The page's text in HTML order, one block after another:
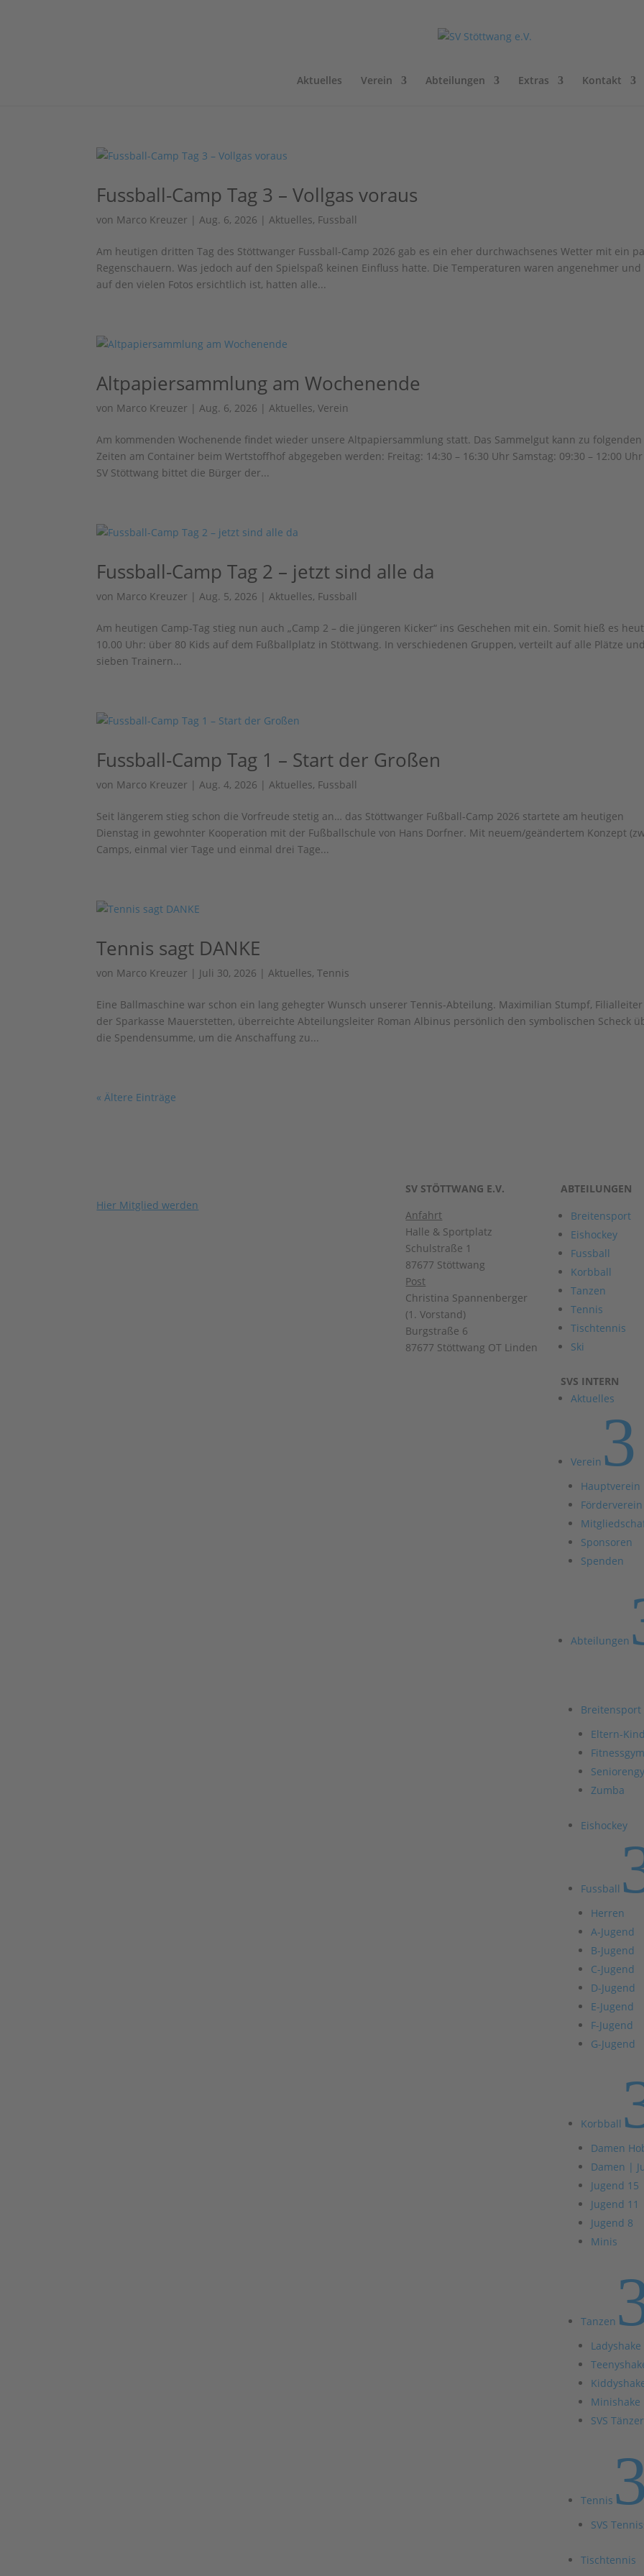
Aktuelles Verein Abteilungen Extras Kontakt
Fussball-Camp Tag 3 – Vollgas voraus
von Marco Kreuzer |Aug. 6, 2026 |Aktuelles, Fussball
Am heutigen dritten Tag des Stöttwanger Fussball-Camp 2026 gab es ein eher durchwachsenes Wetter mit ein
Regenschauern. Was jedoch auf den Spielspaß keinen Einfluss hatte. Die Temperaturen waren angenehmer und
auf den vielen Fotos ersichtlich ist, hatten alle...
Altpapiersammlung am Wochenende
von Marco Kreuzer |Aug. 6, 2026 |Aktuelles,Verein
Am kommenden Wochenende findet wieder unsere Altpapiersammlung statt. Das Sammelgut kann zu folgenden
Zeiten am Container beim Wertstoffhof abgegeben werden: Freitag: 14:30 – 16:30 Uhr Samstag: 09:30 – 12:00
SV Stöttwang bittet die Bürger der...
Fussball-Camp Tag 2 – jetzt sind alle da
von Marco Kreuzer |Aug. 5, 2026 |Aktuelles, Fussball
Am heutigen Camp-Tag stieg nun auch „Camp 2 – die jüngeren Kicker“ ins Geschehen mit ein. Somit hieß es
10.00 Uhr: über 80 Kids auf dem Fußballplatz in Stöttwang. In verschiedenen Gruppen, verteilt auf alle Plätze
sieben Trainern...
Fussball-Camp Tag 1 – Start der Großen
von Marco Kreuzer |Aug. 4, 2026 |Aktuelles, Fussball
Seit längerem stieg schon die Vorfreude stetig an… das Stöttwanger Fußball-Camp 2026 startete am heutigen
Dienstag in gewohnter Kooperation mit der Fußballschule von Hans Dorfner. Mit neuem/geändertem Konzept
Camps, einmal vier Tage und einmal drei Tage...
Tennis sagt DANKE
von Marco Kreuzer | Juli 30, 2026 |Aktuelles,Tennis
Eine Ballmaschine war schon ein lang gehegter Wunsch unserer Tennis-Abteilung. Maximilian Stumpf, Filialleiter
der Sparkasse Mauerstetten, überreichte Abteilungsleiter Roman Albinus persönlich den symbolischen Scheck
die Spendensumme, um die Anschaffung zu...
« Ältere Einträge
Hier Mitglied werden
SV STÖTTWANG E.V.
Anfahrt
Halle & Sportplatz
Schulstraße 1
87677 Stöttwang
Post
Christina Spannenberger
(1. Vorstand)
Burgstraße 6
87677 Stöttwang OT Linden
ABTEILUNGEN
Breitensport
Eishockey
Fussball
Korbball
Tanzen
Tennis
Tischtennis
Ski
SVS INTERN
Aktuelles
Verein 3
Hauptverein
Förderverein
Sponsoren
Spenden
Abteilungen
Breitensport
Eltern-
Zumba
Eishockey
Fussball
Herren
A-Jugend
B-Jugend
C-Jugend
D-Jugend
E-Jugend
F-Jugend
G-Jugend
Korbball
Damen
Damen |
Jugend 15
Jugend 11
Jugend 8
Minis
Tanzen
Ladyshake
Minishake
SVS
Tennis 3
SVS
Tischtennis